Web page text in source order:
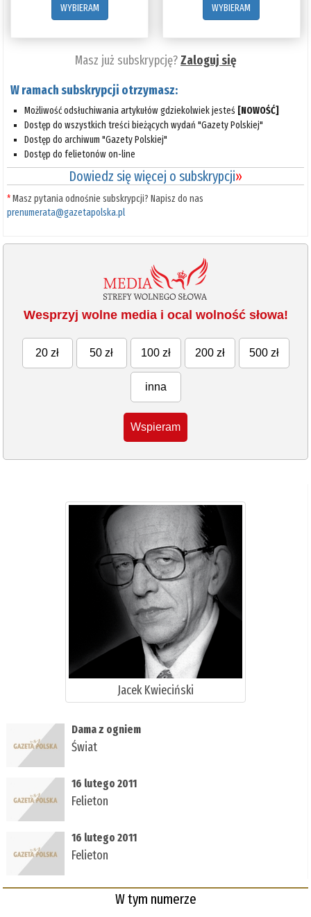
WYBIERAM
WYBIERAM
Masz już subskrypcję?Zaloguj się
W ramach subskrypcji otrzymasz:
Możliwość odsłuchiwania artykułów gdziekolwiek jesteś [NOWOŚĆ]
Dostęp do wszystkich treści bieżących wydań "Gazety Polskiej"
Dostęp do archiwum "Gazety Polskiej"
Dostęp do felietonów on-line
Dowiedz się więcej o subskrypcji»
*Masz pytania odnośnie subskrypcji? Napisz do nas
prenumerata@gazetapolska.pl
Wesprzyj wolne media i ocal wolność słowa!
20 zł 50 zł 100 zł 200 zł 500 zł
inna
Wspieram
Jacek Kwieciński
Dama z ogniem
Świat
16 lutego 2011
Felieton
16 lutego 2011
Felieton
W tym numerze